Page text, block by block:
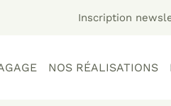
Inscription
NOS RÉALISATIONS